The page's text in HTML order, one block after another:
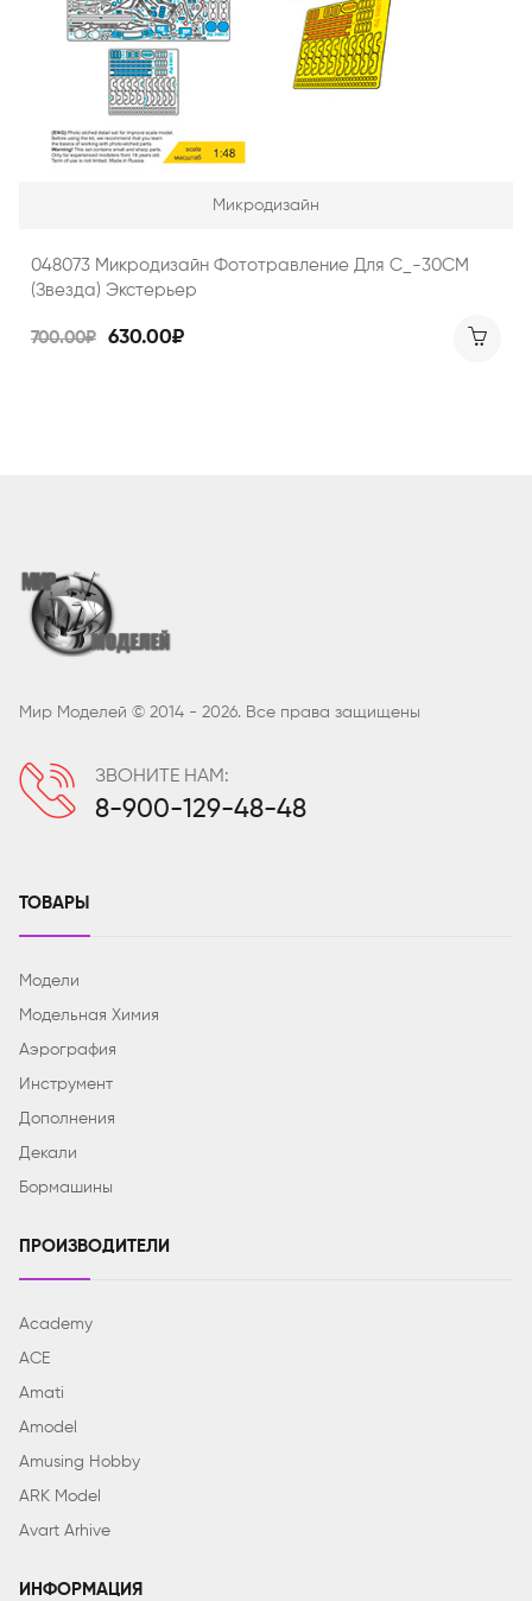
Микродизайн
048073 Микродизайн Фототравление Для С_-30СМ
(Звезда) Экстерьер
700.00₽ 630.00₽
Мир Моделей © 2014 - 2026. Все права защищены
ЗВОНИТЕ НАМ:
8-900-129-48-48
ТОВАРЫ
Модели
Модельная Химия
Аэрография
Инструмент
Дополнения
Декали
Бормашины
ПРОИЗВОДИТЕЛИ
Academy
ACE
Amati
Amodel
Amusing Hobby
ARK Model
Avart Arhive
ИНФОРМАЦИЯ